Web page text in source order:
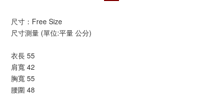
尺寸：Free Size
尺寸測量 (單位:平量 公分)
衣長 55
肩寬 42
胸寬 55
腰圍 48